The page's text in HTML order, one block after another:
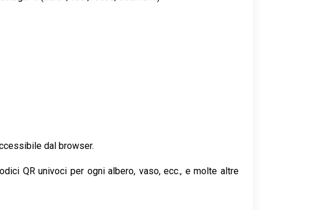
dal browser.
QR univoci per ogni albero, vaso, ecc., e molte altre